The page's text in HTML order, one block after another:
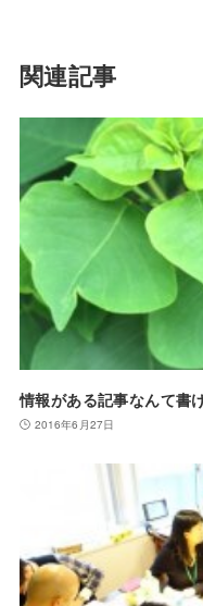
関連記事
情報がある記事なんて書
2016年6月27日